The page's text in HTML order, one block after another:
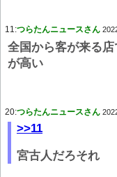
11:つらたんニュースさん
全国から客が来る
が高い
20:つらたんニュースさん
>>11
宮古人だろそれ